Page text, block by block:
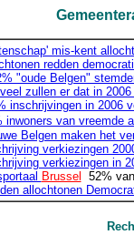
mis-kent
redden
"oude Belgen"
zullen er dat in
inschrijvingen in 2006
inwoners van vreemde
Belgen maken het
verkiezingen
verkiezingen in
Brussel
52%
allochtonen